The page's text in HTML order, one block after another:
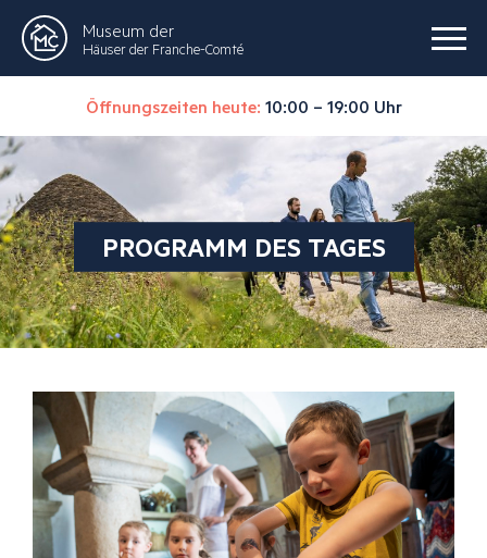
Museum der
Häuser der Franche-Comté
Öffnungszeiten heute: 10:00 – 19:00 Uhr
PROGRAMM DES TAGES